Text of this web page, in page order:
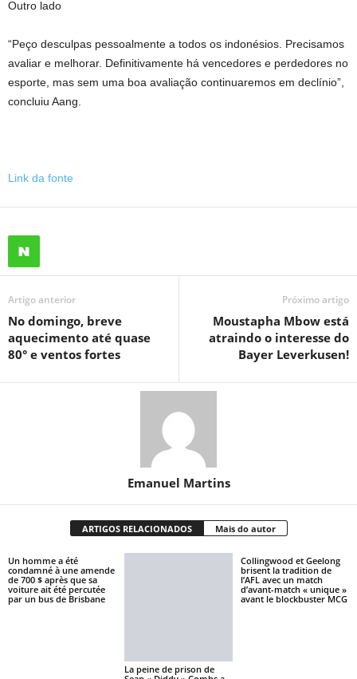
Outro lado
“Peço desculpas pessoalmente a todos os indonésios. Precisamos
avaliar e melhorar. Definitivamente há vencedores e perdedores no
esporte, mas sem uma boa avaliação continuaremos em declínio”,
concluiu Aang.
Link da fonte
Artigo anterior
No domingo, breve
aquecimento até quase
80° e ventos fortes
Próximo artigo
Moustapha Mbow está
atraindo o interesse do
Bayer Leverkusen!
Emanuel Martins
ARTIGOS RELACIONADOS Mais do autor
Un homme a été
condamné à une amende
de 700 $ après que sa
voiture ait été percutée
par un bus de Brisbane
La peine de prison de
Collingwood et Geelong
brisent la tradition de
l’AFL avec un match
d’avant-match « unique »
avant le blockbuster MCG